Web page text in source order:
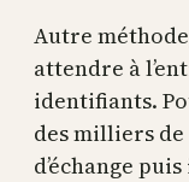
Autre
attendre à
identifiants.
des milliers de
d’échange